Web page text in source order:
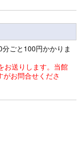
ごと100円かかりま
お送りします。当館
お問合せくださ